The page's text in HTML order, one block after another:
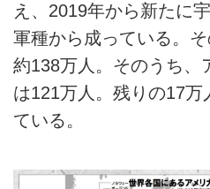
え、2019年から新たに
軍種から成っている。
約138万人。そのうち、
は121万人。残りの17万
ている。